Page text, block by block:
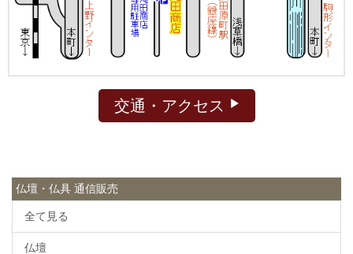
交通・アクセス
仏壇・仏具 通信販売
全て見る
仏壇